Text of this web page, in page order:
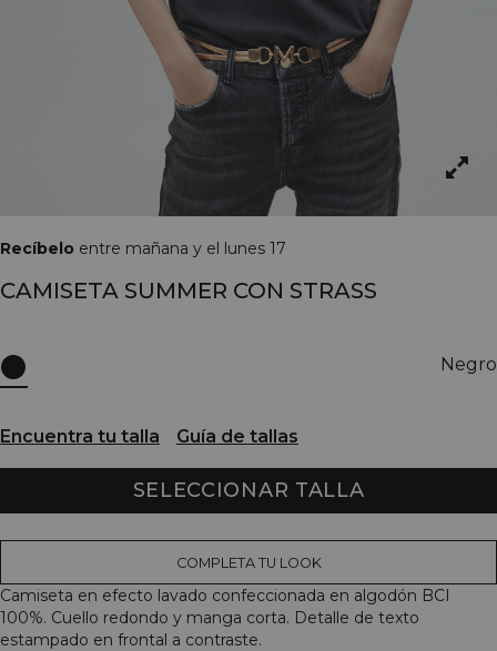
Recíbelo entre mañana y el lunes 17
CAMISETA SUMMER CON STRASS
Negro
Encuentra tu talla Guía de tallas
SELECCIONAR TALLA
COMPLETA TU LOOK
Camiseta en efecto lavado confeccionada en algodón BCI
100%. Cuello redondo y manga corta. Detalle de texto
estampado en frontal a contraste.